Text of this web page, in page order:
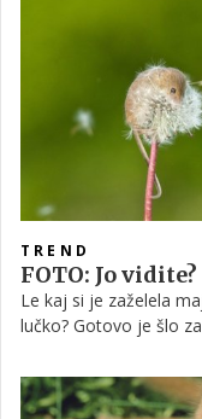
TREND
FOTO: Jo vidite?
Le kaj si je zaželela
lučko? Gotovo je šlo